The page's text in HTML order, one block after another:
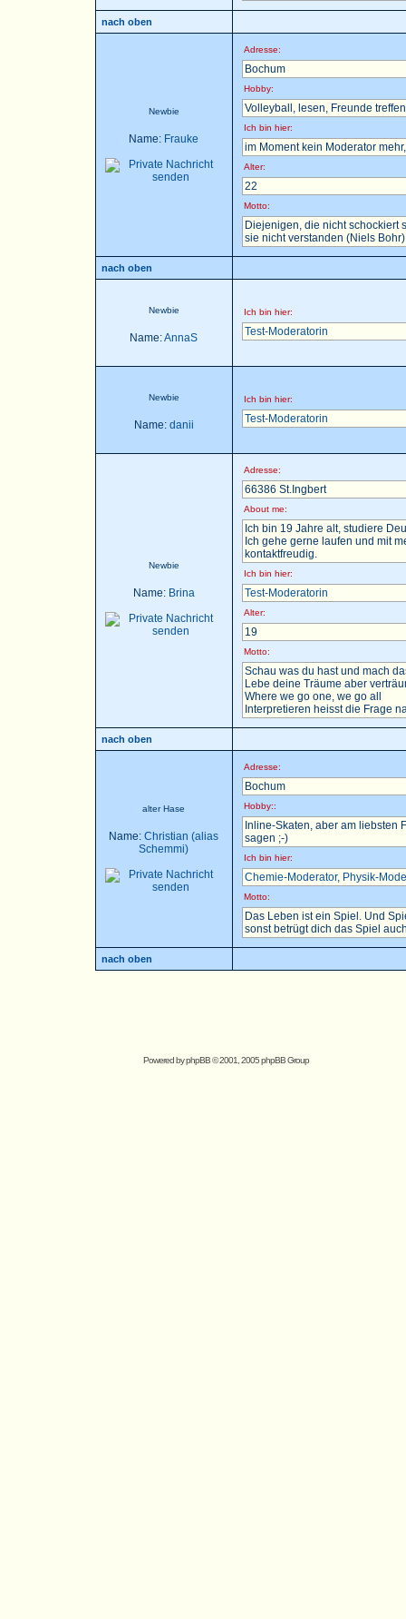
nach oben
Newbie
Name: Frauke
Adresse:
Bochum
Hobby:
Volleyball, lesen, Freunde
Ich bin hier:
im Moment kein Moderator
Alter:
22
Motto:
Diejenigen, die nicht schockiert
sie nicht verstanden (Niels Bohr)
nach oben
Newbie
Name:AnnaS
Ich bin hier:
Test-Moderatorin
Newbie
Name: danii
Ich bin hier:
Test-Moderatorin
Newbie
Name: Brina
Adresse:
66386 St.Ingbert
About me:
Ich bin 19 Jahre alt, studiere
Ich gehe gerne laufen und mit
kontaktfreudig.
Ich bin hier:
Test-Moderatorin
Alter:
19
Motto:
Schau was du hast und mach
Lebe deine Träume aber
Where we go one, we go all
Interpretieren heisst die Frage
nach oben
alter Hase
Name: Christian (alias
Schemmi)
Adresse:
Bochum
Hobby::
Inline-Skaten, aber am liebsten
sagen ;-)
Ich bin hier:
Chemie-Moderator, Physik-
Motto:
Das Leben ist ein Spiel. Und
sonst betrügt dich das Spiel
nach oben
Powered byphpBB© 2001, 2005 phpBB Group